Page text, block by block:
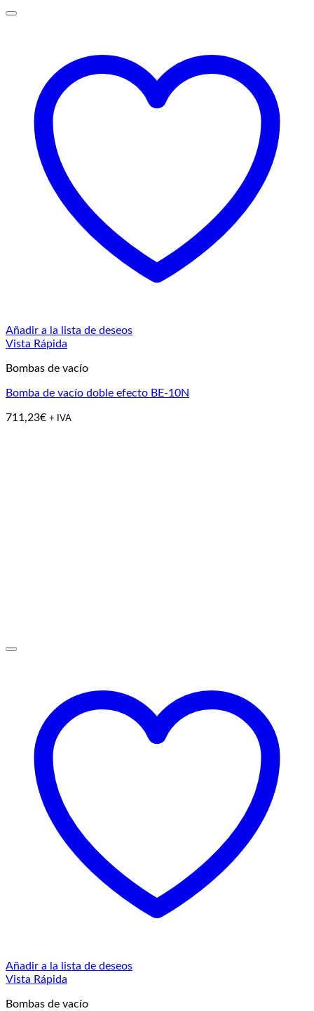
Añadir a la lista de deseos
Vista Rápida
Bombas de vacío
Bomba de vacío doble efecto BE-10N
711,23€ + IVA
Añadir a la lista de deseos
Vista Rápida
Bombas de vacío